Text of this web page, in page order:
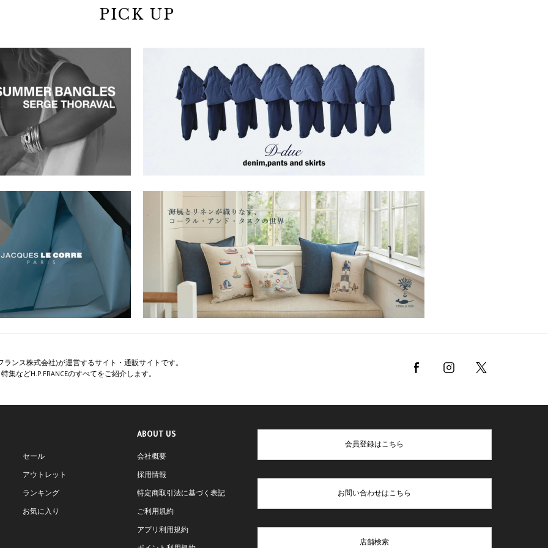
PICK UP
ランス株式会社)が運営するサイト・通販サイトです。
集などH.P.FRANCEのすべてをご紹介します。
セール
アウトレット
ランキング
お気に入り
ABOUT US
会社概要
採用情報
特定商取引法に基づく表記
ご利用規約
アプリ利用規約
会員登録はこちら
お問い合わせはこちら
店舗検索